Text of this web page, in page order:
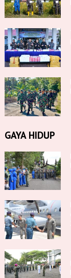
GAYA HIDUP